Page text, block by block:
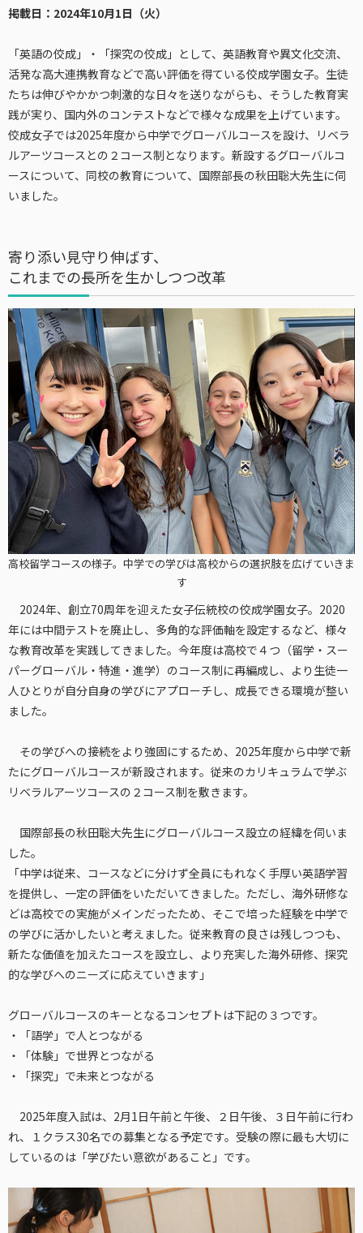
掲載日：2024年10月1日（火）
「英語の佼成」・「探究の佼成」として、英語教育や異文化交流、
活発な高大連携教育などで高い評価を得ている佼成学園女子。生徒
たちは伸びやかかつ刺激的な日々を送りながらも、そうした教育実
践が実り、国内外のコンテストなどで様々な成果を上げています。
佼成女子では2025年度から中学でグローバルコースを設け、リベラ
ルアーツコースとの２コース制となります。新設するグローバルコ
ースについて、同校の教育について、国際部長の秋田聡大先生に伺
いました。
寄り添い見守り伸ばす、
これまでの長所を生かしつつ改革
高校留学コースの様子。中学での学びは高校からの選択肢を広げていきま
す
2024年、創立70周年を迎えた女子伝統校の佼成学園女子。2020
年には中間テストを廃止し、多角的な評価軸を設定するなど、様々
な教育改革を実践してきました。今年度は高校で４つ（留学・スー
パーグローバル・特進・進学）のコース制に再編成し、より生徒一
人ひとりが自分自身の学びにアプローチし、成長できる環境が整い
ました。
その学びへの接続をより強固にするため、2025年度から中学で新
たにグローバルコースが新設されます。従来のカリキュラムで学ぶ
リベラルアーツコースの２コース制を敷きます。
国際部長の秋田聡大先生にグローバルコース設立の経緯を伺いま
した。
「中学は従来、コースなどに分けず全員にもれなく手厚い英語学習
を提供し、一定の評価をいただいてきました。ただし、海外研修な
どは高校での実施がメインだったため、そこで培った経験を中学で
の学びに活かしたいと考えました。従来教育の良さは残しつつも、
新たな価値を加えたコースを設立し、より充実した海外研修、探究
的な学びへのニーズに応えていきます」
グローバルコースのキーとなるコンセプトは下記の３つです。
・「語学」で人とつながる
・「体験」で世界とつながる
・「探究」で未来とつながる
2025年度入試は、2月1日午前と午後、２日午後、３日午前に行わ
れ、１クラス30名での募集となる予定です。受験の際に最も大切に
しているのは「学びたい意欲があること」です。